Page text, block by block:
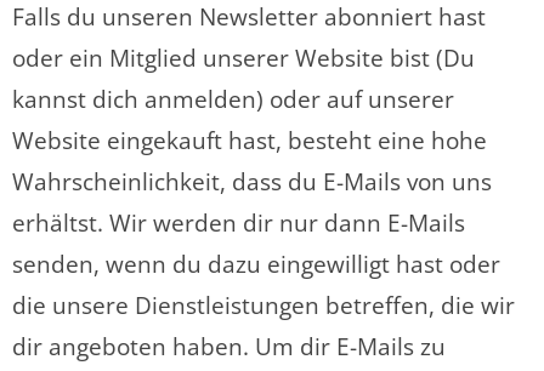
Falls du unseren Newsletter abonniert hast
oder ein Mitglied unserer Website bist (Du
kannst dich anmelden) oder auf unserer
Website eingekauft hast, besteht eine hohe
Wahrscheinlichkeit, dass du E-Mails von uns
erhältst. Wir werden dir nur dann E-Mails
senden, wenn du dazu eingewilligt hast oder
die unsere Dienstleistungen betreffen, die wir
dir angeboten haben. Um dir E-Mails zu